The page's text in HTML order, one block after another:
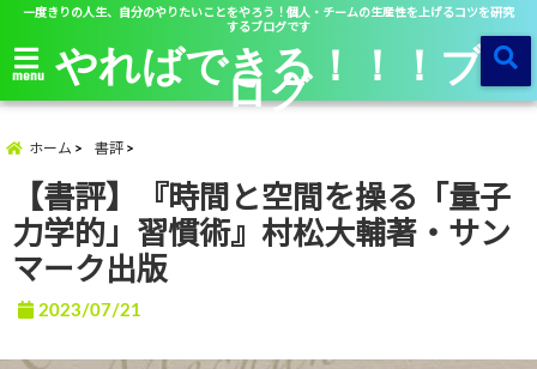
一度きりの人生、自分のやりたいことをやろう！個人・チームの生産性を上げるコツを研究
するブログです
menu やればできる！！！ブ
ログ
ホーム 書評
【書評】『時間と空間を操る「量子
力学的」習慣術』村松大輔著・サン
マーク出版
2023/07/21